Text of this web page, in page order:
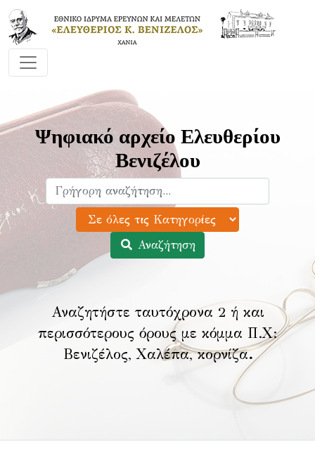
Ψηφιακό αρχείο Ελευθερίου
Βενιζέλου
Αναζήτηση
Αναζητήστε ταυτόχρονα 2 ή και
περισσότερους όρους με κόμμα Π.Χ:
Βενιζέλος, Χαλέπα, κορνίζα.